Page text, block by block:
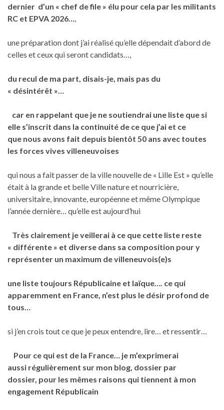
dernier d’un « chef de file » élu pour cela par les militants
RC et EPVA 2026…,
une préparation dont j’ai réalisé qu’elle dépendait d’abord de
celles et ceux qui seront candidats…,
du recul de ma part, disais-je, mais pas du
« désintérêt »…
car en rappelant que je ne soutiendrai une liste que si
elle s’inscrit dans la continuité de ce que j’ai et ce
que nous avons fait depuis bientôt 50 ans avec toutes
les forces vives villeneuvoises
qui nous a fait passer de la ville nouvelle de « Lille Est » qu’elle
était à la grande et belle Ville nature et nourricière,
universitaire, innovante, européenne et même Olympique
l’année dernière… qu’elle est aujourd’hui
Très clairement je veillerai à ce que cette liste reste
« différente » et diverse dans sa composition pour y
représenter un maximum de villeneuvois(e)s
une liste toujours Républicaine et laïque…. ce qui
apparemment en France, n’est plus le désir profond de
tous…
si j’en crois tout ce que je peux entendre, lire… et ressentir…
Pour ce qui est de la France… je m’exprimerai
aussi régulièrement sur mon blog, dossier par
dossier, pour les mêmes raisons qui tiennent à mon
engagement Républicain